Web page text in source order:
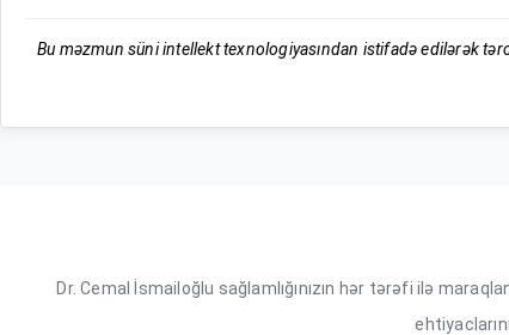
Bu məzmun süni intellekt texnologiyasından istifadə edilərək
Dr. Cemal İsmailoğlu sağlamlığınızın hər tərəfi ilə